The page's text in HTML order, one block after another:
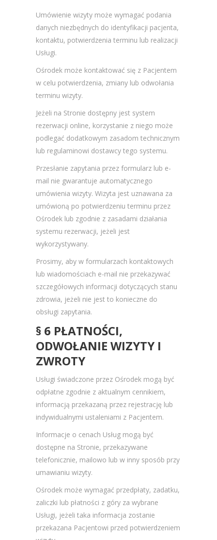
Umówienie wizyty może wymagać podania
danych niezbędnych do identyfikacji pacjenta,
kontaktu, potwierdzenia terminu lub realizacji
Usługi.
Ośrodek może kontaktować się z Pacjentem
w celu potwierdzenia, zmiany lub odwołania
terminu wizyty.
Jeżeli na Stronie dostępny jest system
rezerwacji online, korzystanie z niego może
podlegać dodatkowym zasadom technicznym
lub regulaminowi dostawcy tego systemu.
Przesłanie zapytania przez formularz lub e-
mail nie gwarantuje automatycznego
umówienia wizyty. Wizyta jest uznawana za
umówioną po potwierdzeniu terminu przez
Ośrodek lub zgodnie z zasadami działania
systemu rezerwacji, jeżeli jest
wykorzystywany.
Prosimy, aby w formularzach kontaktowych
lub wiadomościach e-mail nie przekazywać
szczegółowych informacji dotyczących stanu
zdrowia, jeżeli nie jest to konieczne do
obsługi zapytania.
§ 6 PŁATNOŚCI,
ODWOŁANIE WIZYTY I
ZWROTY
Usługi świadczone przez Ośrodek mogą być
odpłatne zgodnie z aktualnym cennikiem,
informacją przekazaną przez rejestrację lub
indywidualnymi ustaleniami z Pacjentem.
Informacje o cenach Usług mogą być
dostępne na Stronie, przekazywane
telefonicznie, mailowo lub w inny sposób przy
umawianiu wizyty.
Ośrodek może wymagać przedpłaty, zadatku,
zaliczki lub płatności z góry za wybrane
Usługi, jeżeli taka informacja zostanie
przekazana Pacjentowi przed potwierdzeniem